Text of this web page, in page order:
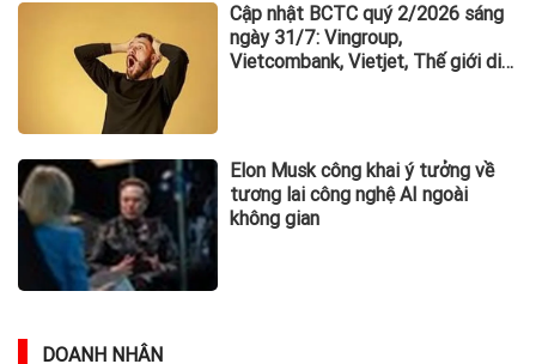
Cập nhật BCTC quý 2/2026 sáng
ngày 31/7: Vingroup,
Vietcombank, Vietjet, Thế giới di
Elon Musk công khai ý tưởng về
tương lai công nghệ AI ngoài
không gian
DOANH NHÂN